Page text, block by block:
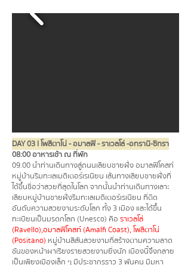
DAY 03 l โพสิตาโน่ - อมาลฟี - ราเวลโล่ -อทรานี-ซีทรา
08:00 อาหารเช้า ณ ที่พัก
09.00 นำท่านเดินทางสู่ถนนเลียบชายฝั่ง อมาลฟีโคสท์
หมู่บ้านริมทะเลเมดิเตอร์เรเนียน เส้นทางเลียบชายฝั่งที่
ได้ขึ้นชื่อว่าสวยที่สุดในโลก จากนั้นนำท่านเดินทางเลาะ
เลียบหมู่บ้านชายฝั่งริมทะเลเมดิเตอร์เรเนียน ที่ติด
อันดับความสวยงามระดับโลก ทั้ง 3 เมือง และได้ขึ้น
ทะเบียนเป็นมรดกโลก (Unesco) คือ ราเวลโล่
(Ravello),อมาลฟีโคสท์ (Amalfi Coast), โพสิตาโน่
(Positano) หมู่บ้านสีสันสวยงามที่สร้างตามความลาด
ชันของหน้าผาเรียงรายสวยงามยิ่งนัก เมืองนี้จึงกลาย
เป็นเพียงเมืองเล็ก ๆ มีประชากรราว 3 พันคน มีมหา